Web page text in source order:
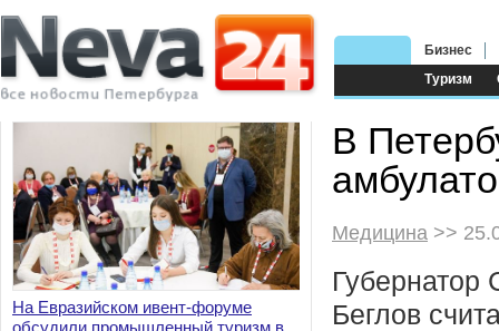
Туризм
Бизнес
На Евразийском ивент-форуме
обсудили промышленный туризм в
В
Медицина >>
Губернатор
Беглов